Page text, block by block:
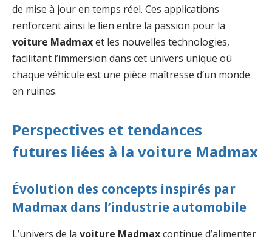
de mise à jour en temps réel. Ces applications
renforcent ainsi le lien entre la passion pour la
voiture Madmaxet les nouvelles technologies,
facilitant l’immersion dans cet univers unique où
chaque véhicule est une pièce maîtresse d’un monde
en ruines.
Perspectives et tendances
futures liées à la voiture Madmax
Évolution des concepts inspirés par
Madmax dans l’industrie automobile
L’univers de la voiture Madmaxcontinue d’alimenter